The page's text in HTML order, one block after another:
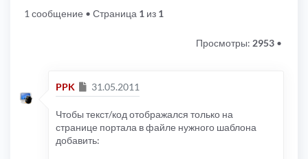
1 сообщение • Страница 1 из 1
Просмотры: 2953 •
PPK Сообщение
31.05.2011
Чтобы текст/код отображался только на
странице портала в файле нужного шаблона
добавить: